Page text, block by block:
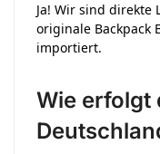
Ja! Wir sind direkte
originale Backpack
importiert.
Wie erfolgt